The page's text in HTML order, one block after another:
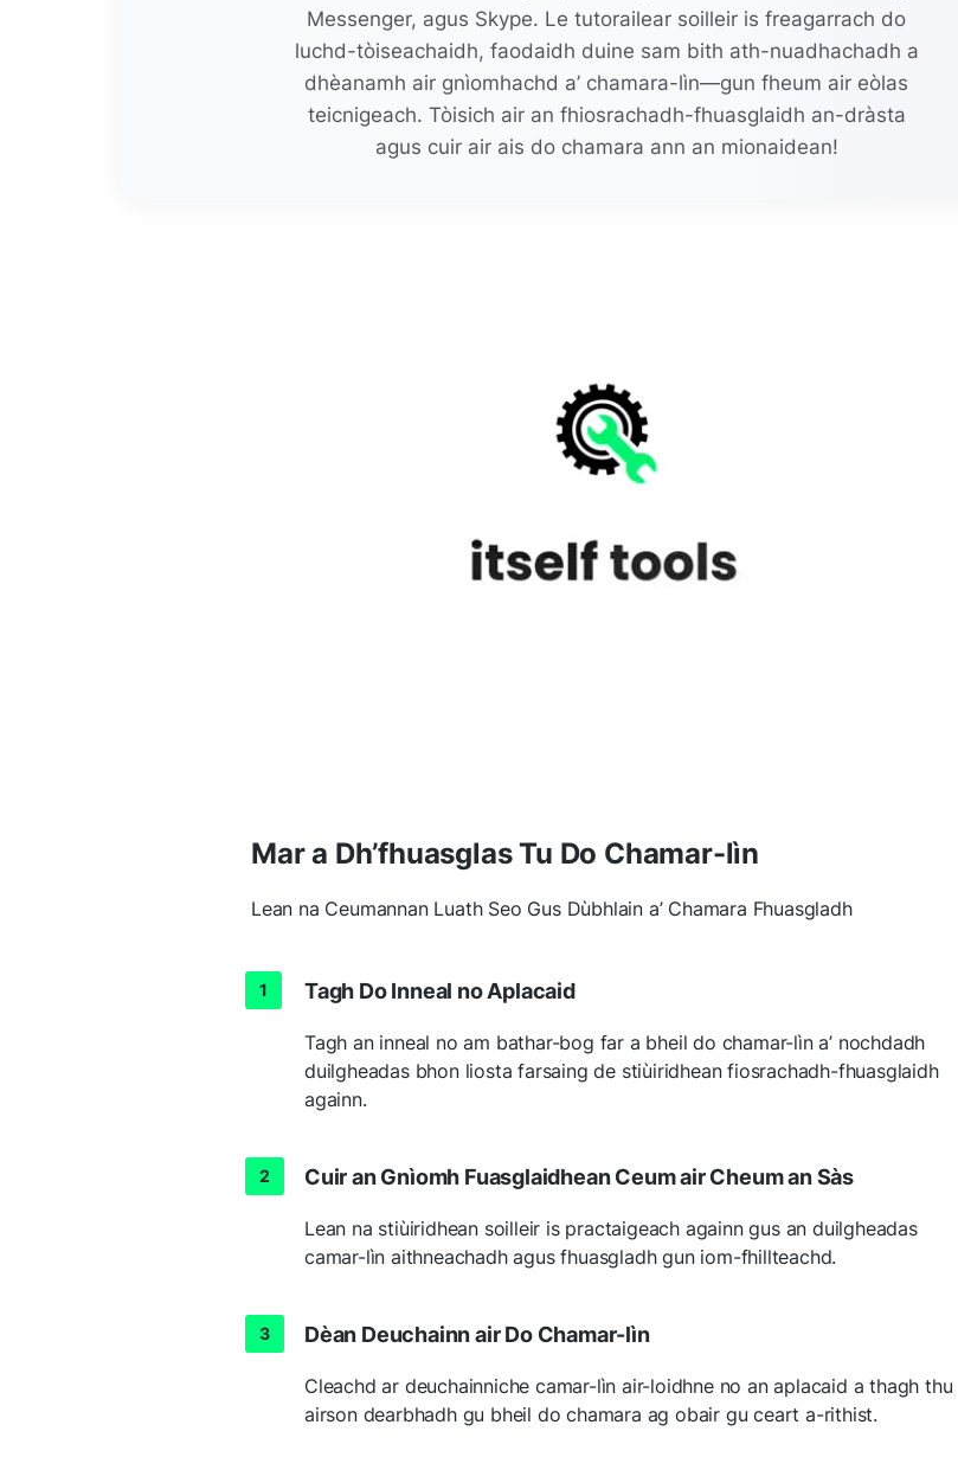
Messenger, agus Skype. Le tutorailear soilleir is freagarrach do
luchd-tòiseachaidh, faodaidh duine sam bith ath-nuadhachadh a
dhèanamh air gnìomhachd a’ chamara-lìn—gun fheum air eòlas
teicnigeach. Tòisich air an fhiosrachadh-fhuasglaidh an-dràsta
agus cuir air ais do chamara ann an mionaidean!
Mar a Dh’fhuasglas Tu Do Chamar-lìn
Lean na Ceumannan Luath Seo Gus Dùbhlain a’ Chamara Fhuasgladh
Tagh Do Inneal no Aplacaid
Tagh an inneal no am bathar-bog far a bheil do chamar-lìn a’ nochdadh
duilgheadas bhon liosta farsaing de stiùiridhean fiosrachadh-fhuasglaidh
againn.
Cuir an Gnìomh Fuasglaidhean Ceum air Cheum an Sàs
Lean na stiùiridhean soilleir is practaigeach againn gus an duilgheadas
camar-lìn aithneachadh agus fhuasgladh gun iom-fhillteachd.
Dèan Deuchainn air Do Chamar-lìn
Cleachd ar deuchainniche camar-lìn air-loidhne no an aplacaid a thagh thu
airson dearbhadh gu bheil do chamara ag obair gu ceart a-rithist.